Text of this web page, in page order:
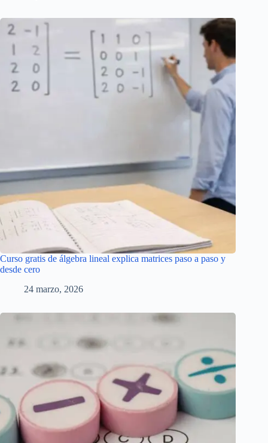
Curso gratis de álgebra lineal explica matrices paso a paso y
desde cero
24 marzo, 2026